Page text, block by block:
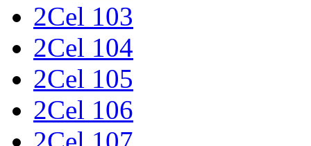
2Cel 103
2Cel 104
2Cel 105
2Cel 106